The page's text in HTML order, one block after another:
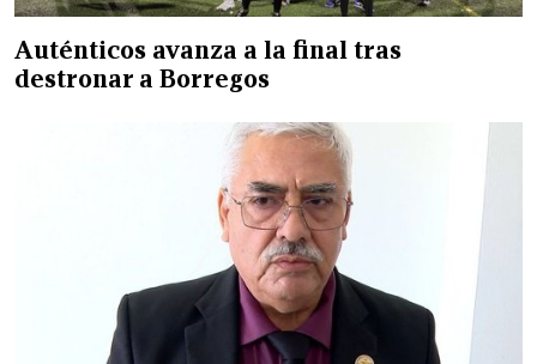
Auténticos avanza a la final tras
destronar a Borregos